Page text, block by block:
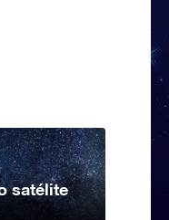
satélite